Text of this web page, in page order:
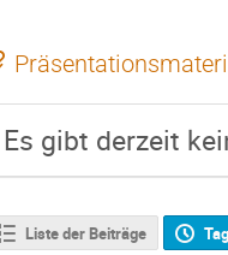
Es gibt derzeit
Liste der Beiträge